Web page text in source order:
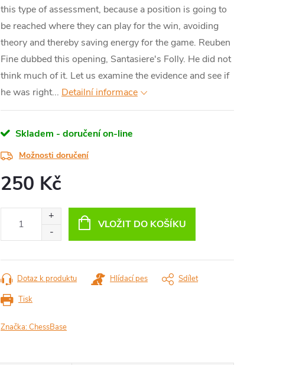
this type of assessment, because a position is going to
be reached where they can play for the win, avoiding
theory and thereby saving energy for the game. Reuben
Fine dubbed this opening, Santasiere's Folly. He did not
think much of it. Let us examine the evidence and see if
he was right... Detailní informace
Skladem - doručení on-line
Možnosti doručení
250 Kč
VLOŽIT DO KOŠÍKU
Tisk
Dotaz k produktu Hlídací pes Sdílet
Značka:ChessBase